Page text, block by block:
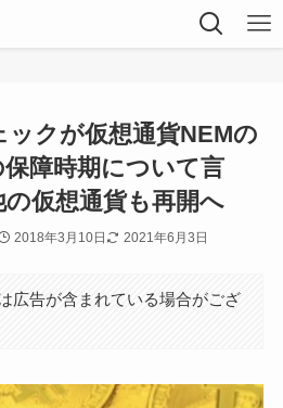
ックが仮想通貨NEMの
障時期について言
仮想通貨も再開へ
2018年3月10日 2021年6月3日
広告が含まれている場合がござ